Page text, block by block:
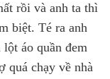
rồi và anh ta thì
biệt. Té ra anh
áo quần đem
quá chạy về nhà